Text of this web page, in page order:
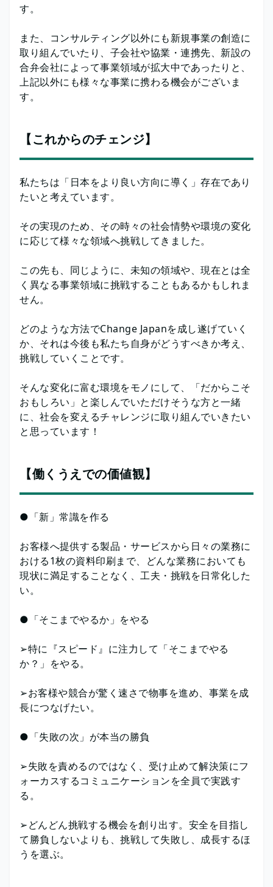
す。
また、コンサルティング以外にも新規事業の創造に
取り組んでいたり、子会社や協業・連携先、新設の
合弁会社によって事業領域が拡大中であったりと、
上記以外にも様々な事業に携わる機会がございま
す。
【これからのチェンジ】
私たちは「日本をより良い方向に導く」存在であり
たいと考えています。
その実現のため、その時々の社会情勢や環境の変化
に応じて様々な領域へ挑戦してきました。
この先も、同じように、未知の領域や、現在とは全
く異なる事業領域に挑戦することもあるかもしれま
せん。
どのような方法でChange Japanを成し遂げていく
か、それは今後も私たち自身がどうすべきか考え、
挑戦していくことです。
そんな変化に富む環境をモノにして、「だからこそ
おもしろい」と楽しんでいただけそうな方と一緒
に、社会を変えるチャレンジに取り組んでいきたい
と思っています！
【働くうえでの価値観】
●「新」常識を作る
お客様へ提供する製品・サービスから日々の業務に
おける1枚の資料印刷まで、どんな業務においても
現状に満足することなく、工夫・挑戦を日常化した
い。
●「そこまでやるか」をやる
➢特に『スピード』に注力して「そこまでやる
か？」をやる。
➢お客様や競合が驚く速さで物事を進め、事業を成
長につなげたい。
●「失敗の次」が本当の勝負
➢失敗を責めるのではなく、受け止めて解決策にフ
ォーカスするコミュニケーションを全員で実践す
る。
➢どんどん挑戦する機会を創り出す。安全を目指し
て勝負しないよりも、挑戦して失敗し、成長するほ
うを選ぶ。